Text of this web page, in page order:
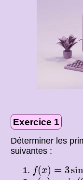
Exercice 1
Déterminer les
suivantes :
f(x) = 3sin
(x = sin x
g (x)= sin(0,